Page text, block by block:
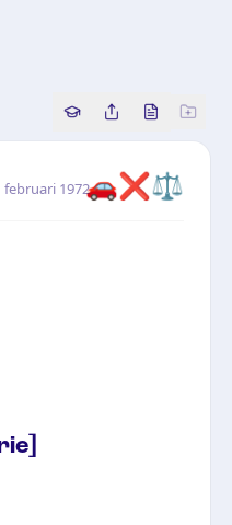
Copy source
Share this
Bekijk
🚗❌⚖️
februari 1972